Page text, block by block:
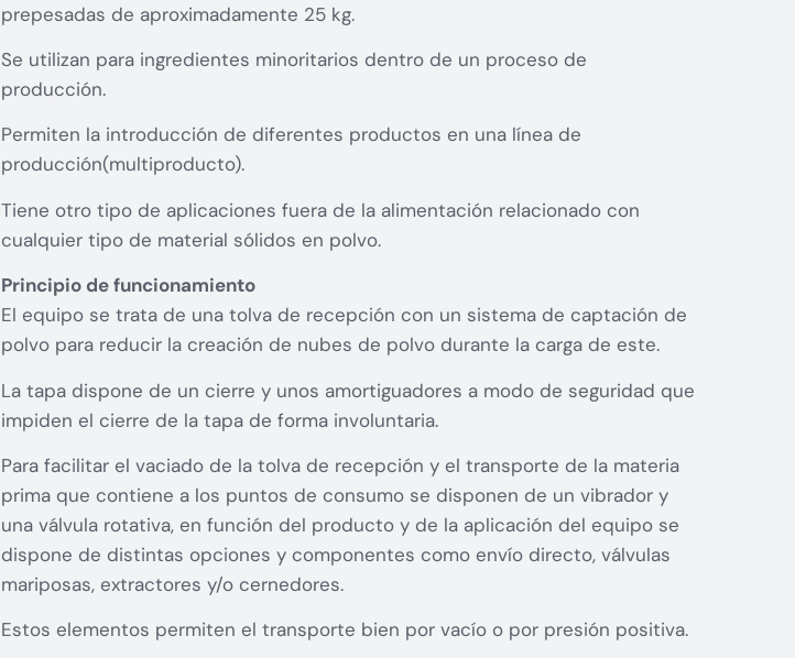
prepesadas de aproximadamente 25 kg.
Se utilizan para ingredientes minoritarios dentro de un proceso de
producción.
Permiten la introducción de diferentes productos en una línea de
producción(multiproducto).
Tiene otro tipo de aplicaciones fuera de la alimentación relacionado con
cualquier tipo de material sólidos en polvo.
Principio de funcionamiento
El equipo se trata de una tolva de recepción con un sistema de captación de
polvo para reducir la creación de nubes de polvo durante la carga de este.
La tapa dispone de un cierre y unos amortiguadores a modo de seguridad que
impiden el cierre de la tapa de forma involuntaria.
Para facilitar el vaciado de la tolva de recepción y el transporte de la materia
prima que contiene a los puntos de consumo se disponen de un vibrador y
una válvula rotativa, en función del producto y de la aplicación del equipo se
dispone de distintas opciones y componentes como envío directo, válvulas
mariposas, extractores y/o cernedores.
Estos elementos permiten el transporte bien por vacío o por presión positiva.